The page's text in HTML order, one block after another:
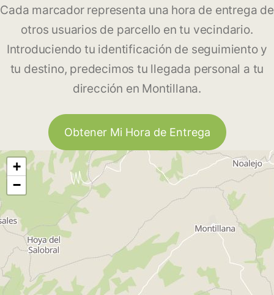
Cada marcador representa una hora de entrega de
otros usuarios de parcello en tu vecindario.
Introduciendo tu identificación de seguimiento y
tu destino, predecimos tu llegada personal a tu
dirección en Montillana.
Obtener Mi Hora de Entrega
+
−